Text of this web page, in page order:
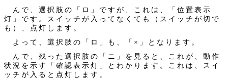
んで、選択肢の「ロ」ですが、これは、「位置表示
灯」です。スイッチが入ってなくても（スイッチが切で
も）、点灯します。
よって、選択肢の「ロ」も、「×」となります。
んで、残った選択肢の「ニ」を見ると、これが、動作
状況を示す「確認表示灯」とわかります。これは、スイ
ッチが入ると点灯します。